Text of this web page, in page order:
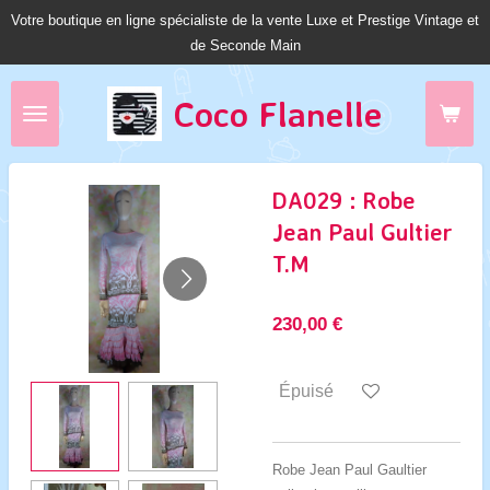
Passer
Coco Flanelle
Votre boutique en ligne spécialiste de la vente Luxe et Prestige Vintage et
de Seconde Main
DA029 : Robe
Jean Paul Gultier
T.M
230,00 €
Épuisé
Robe Jean Paul Gaultier